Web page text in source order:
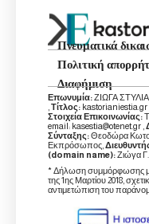
Πνευματικά
Πολιτική
Διαφήμιση
Επωνυμία:ΖΙΩΓΑ
Τίτλος: kastorianiestia.gr
Στοιχεία Επικοινωνίας:
email: kasestia@otenet.gr ,
Σύνταξης:Θεοδώρα
Εκπρόσωπος,
(domain name):Ζιώγα
* Δήλωση συμμόρφωσης
της 1ης Μαρτίου 2018,
αντιμετώπιση του